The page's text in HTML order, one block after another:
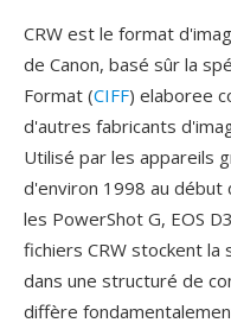
CRW est le format
de Canon, basé sûr la
Format (CIFF) elaboree
d'autres fabricants
Utilisé par les appareils
d'environ 1998 au
les PowerShot G, EOS
fichiers CRW stockent
dans une structuré de
diffère